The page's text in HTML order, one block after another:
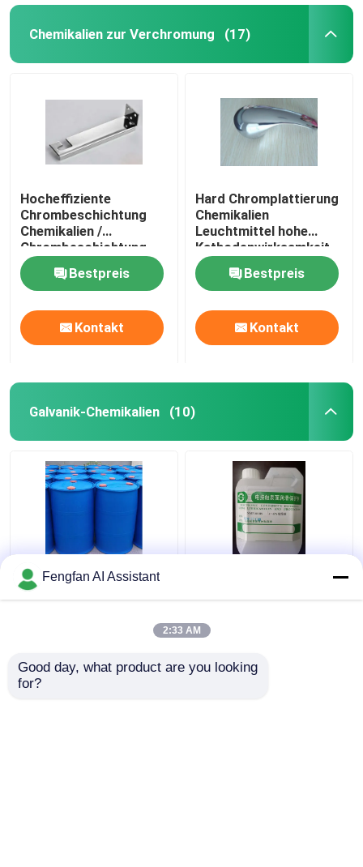
Chemikalien zur Verchromung (17)
Hocheffiziente
Chrombeschichtung
Chemikalien /
Chrombeschichtung
Zusatzstoff WR-1
Bestpreis
Kontakt
Hard Chromplattierung
Chemikalien
Leuchtmittel hohe
Kathodenwirksamkeit
KCR-25
Bestpreis
Kontakt
Galvanik-Chemikalien (10)
IME Wasserhaltige
kationische Polymere
Fengfan AI Assistant
2:33 AM
Good day, what product are you looking
for?